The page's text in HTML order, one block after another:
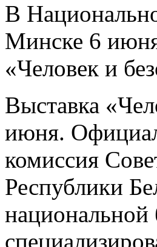
В
Минске 6
«Человек и
Выставка
июня.
комиссия
Республики
национальной